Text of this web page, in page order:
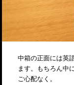
中箱の正面には英
ます。もちろん中
ご心配なく。